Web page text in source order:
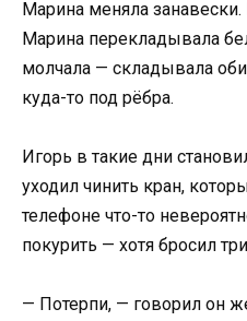
Марина меняла
Марина перекладывала
молчала — складывала
куда-то под рёбра.
Игорь в такие дни
уходил чинить кран,
телефоне что-то
покурить — хотя бросил
— Потерпи, — говорил он